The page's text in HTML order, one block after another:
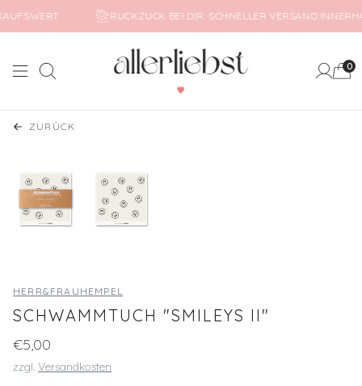
RUCKZUCK BEI DIR: SCHNELLER VERSAND
0
ZURÜCK
HERR&FRAUHEMPEL
SCHWAMMTUCH "SMILEYS II"
€5,00
zzgl. Versandkosten